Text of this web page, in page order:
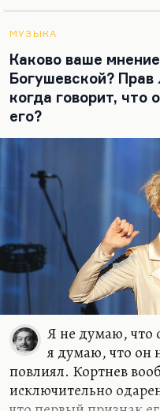
творчества это важно.
пишешь, ты должен
и своей
трезвым взглядом
потом выйти из
ты мнешь, как
МУЗЫКА
Каково ваше
Богушевской?
когда говорит, что
его?
Я не думаю, что
я думаю, что он
повлиял. Кортнев
исключительно